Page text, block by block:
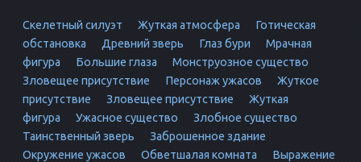
Скелетный силуэт Жуткая атмосфера
Готическая
обстановка
Древний зверь Глаз бури
Мрачная
фигура
Большие глаза
Монструозное существо
Зловещее присутствие
Персонаж ужасов
Жуткое
присутствие
Зловещее присутствие
Жуткая
фигура
Ужасное существо
Злобное существо
Таинственный зверь
Заброшенное здание
Окружение ужасов
Обветшалая комната
Выражение